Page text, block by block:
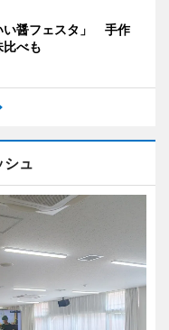
い醤フェスタ」 手作
比べも
シュ